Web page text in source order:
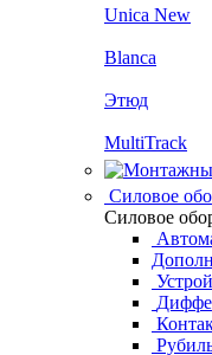
Unica New
Blanca
Этюд
MultiTrack
Силовое
Силовое